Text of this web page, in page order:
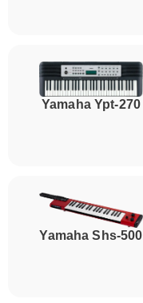
Yamaha Ypt-270
Yamaha Shs-500